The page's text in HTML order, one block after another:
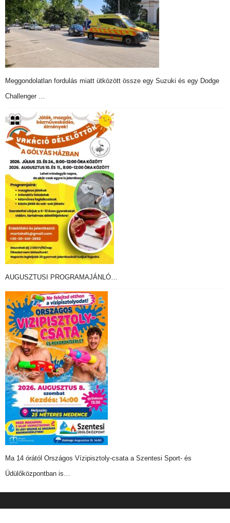
Meggondolatlan fordulás miatt ütközött össze egy Suzuki és egy Dodge
Challenger …
AUGUSZTUSI PROGRAMAJÁNLÓ…
Ma 14 órától Országos Vízipisztoly-csata a Szentesi Sport- és
Üdülőközpontban is…